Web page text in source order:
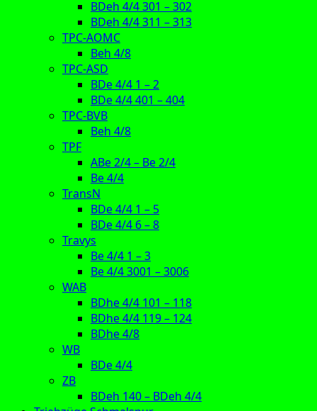
BDeh 4/4 301 – 302
BDeh 4/4 311 – 313
TPC-AOMC
Beh 4/8
TPC-ASD
BDe 4/4 1 – 2
BDe 4/4 401 – 404
TPC-BVB
Beh 4/8
TPF
ABe 2/4 – Be 2/4
Be 4/4
TransN
BDe 4/4 1 – 5
BDe 4/4 6 – 8
Travys
Be 4/4 1 – 3
Be 4/4 3001 – 3006
WAB
BDhe 4/4 101 – 118
BDhe 4/4 119 – 124
BDhe 4/8
WB
BDe 4/4
ZB
BDeh 140 – BDeh 4/4